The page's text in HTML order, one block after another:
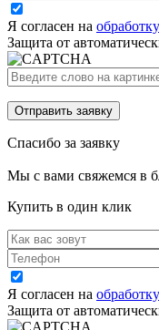
Я согласен на
Защита от
Спасибо за заявку
Мы с вами свяжемся в
Купить в один клик
Я согласен на
Защита от